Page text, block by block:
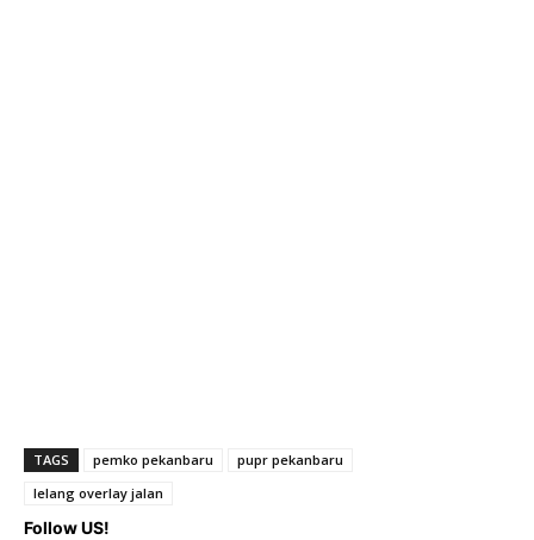
TAGS pemko pekanbaru
pupr pekanbaru
lelang overlay jalan
Follow US!